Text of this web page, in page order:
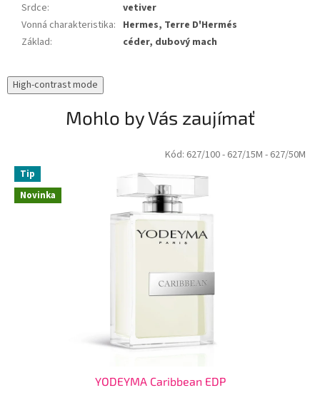
Srdce:
vetiver
Vonná charakteristika: Hermes, Terre D'Hermés
Základ: céder, dubový mach
High-contrast mode
Mohlo by Vás zaujímať
Novinka
Tip
YODEYMA Caribbean EDP
Kód: 627/100- 627/15M - 627/50M